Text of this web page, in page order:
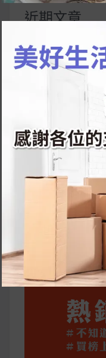
鍵
近期文章
韓國人為什麼不
推的MZ Diet ！
好吃的蛋白點
年已經等不及
享～
2026 過年禮盒
停用猛健樂後
維持全攻略
公主營養師：
你一定要知道